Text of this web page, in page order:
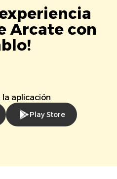
Arcate con
la aplicación
Play Store